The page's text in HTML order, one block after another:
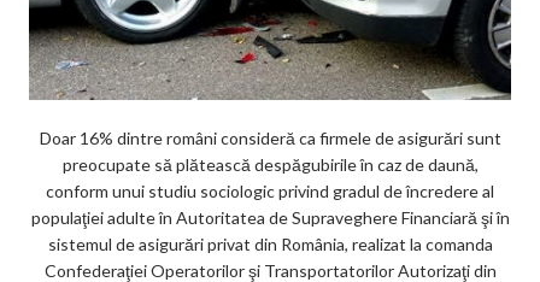
Doar 16% dintre români consideră ca firmele de asigurări sunt
preocupate să plătească despăgubirile în caz de daună,
conform unui studiu sociologic privind gradul de încredere al
populaţiei adulte în Autoritatea de Supraveghere Financiară şi în
sistemul de asigurări privat din România, realizat la comanda
Confederaţiei Operatorilor şi Transportatorilor Autorizaţi din